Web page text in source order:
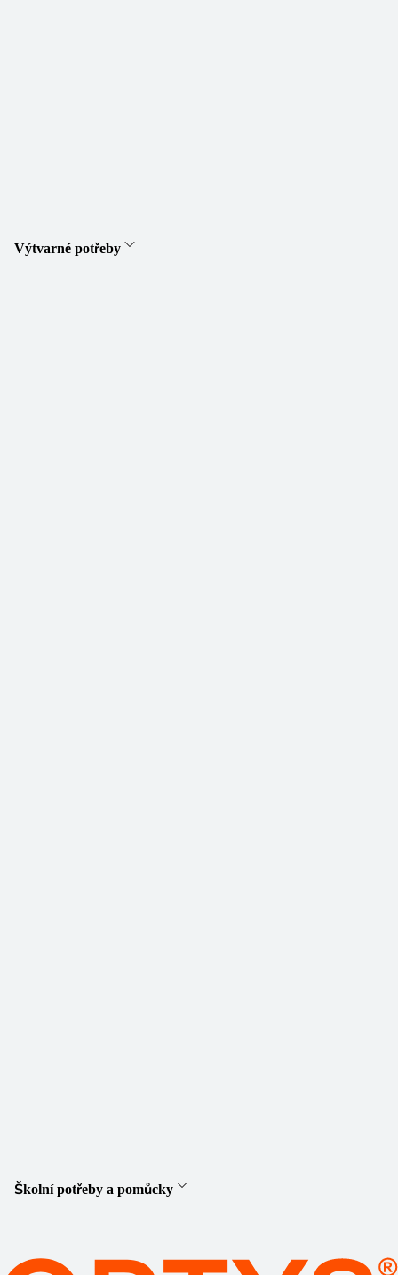
Výtvarné potřeby
Školní potřeby a pomůcky